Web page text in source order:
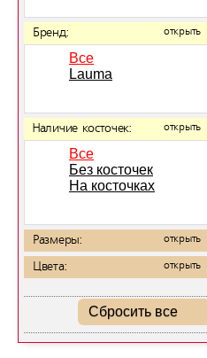
Бренд: открыть
Все
Lauma
Наличие косточек: открыть
Все
Без косточек
На косточках
Размеры: открыть
Цвета: открыть
Сбросить все